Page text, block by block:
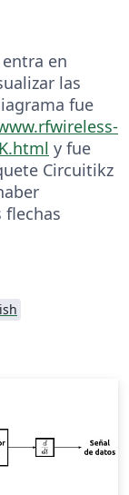
en
las
fue
y fue
Circuitikz
flechas